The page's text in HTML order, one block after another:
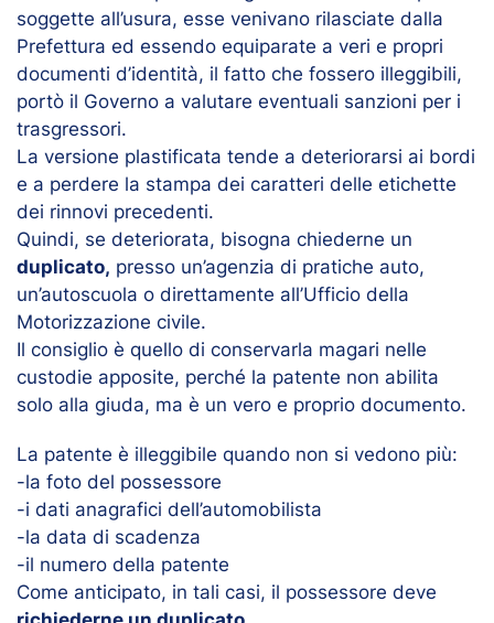
soggette all’usura, esse venivano rilasciate dalla
Prefettura ed essendo equiparate a veri e propri
documenti d’identità, il fatto che fossero illeggibili,
portò il Governo a valutare eventuali sanzioni per i
trasgressori.
La versione plastificata tende a deteriorarsi ai bordi
e a perdere la stampa dei caratteri delle etichette
dei rinnovi precedenti.
Quindi, se deteriorata, bisogna chiederne un
duplicato, presso un’agenzia di pratiche auto,
un’autoscuola o direttamente all’Ufficio della
Motorizzazione civile.
Il consiglio è quello di conservarla magari nelle
custodie apposite, perché la patente non abilita
solo alla giuda, ma è un vero e proprio documento.
La patente è illeggibile quando non si vedono più:
-la foto del possessore
-i dati anagrafici dell’automobilista
-la data di scadenza
-il numero della patente
Come anticipato, in tali casi, il possessore deve